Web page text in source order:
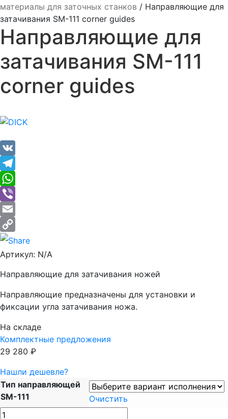
материалы для заточных станков / Направляющие для
затачивания SM-111 corner guides
Направляющие для
затачивания SM-111
corner guides
VK
Telegram
WhatsApp
Viber
Email
Copy
Link
Артикул: N/A
Направляющие для затачивания ножей
Направляющие предназначены для установки и
фиксации угла затачивания ножа.
На складе
Комплектные предложения
29 280 ₽
Нашли дешевле?
Тип направляющей
SM-111
Очистить
Количество